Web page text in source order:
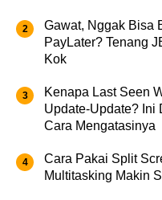
Gawat, Nggak Bisa
PayLater? Tenang
Kok
Kenapa Last Seen
Update-Update? Ini
Cara Mengatasinya
Cara Pakai Split
Multitasking Makin